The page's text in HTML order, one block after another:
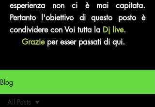
esperienza non ci è mai capitata.
Pertanto l'obiettivo di questo posto è
condividere con Voi tutta la Dj live.
Grazie per esser passati di qui.
Blog
All Posts